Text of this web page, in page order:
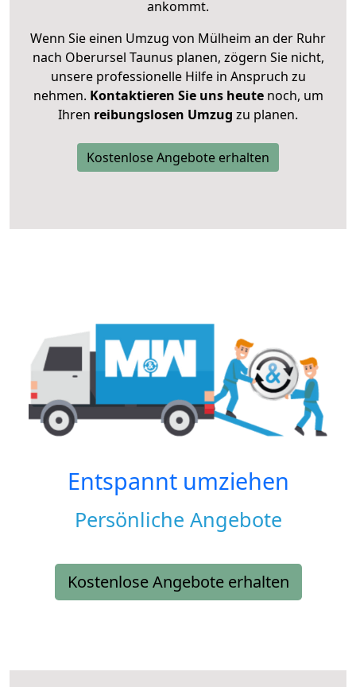
ankommt.
Wenn Sie einen Umzug von Mülheim an der Ruhr
nach Oberursel Taunus planen, zögern Sie nicht,
unsere professionelle Hilfe in Anspruch zu
nehmen. Kontaktieren Sie uns heutenoch, um
Ihren reibungslosen Umzug zu planen.
Kostenlose Angebote erhalten
Entspannt umziehen
Persönliche Angebote
Kostenlose Angebote erhalten